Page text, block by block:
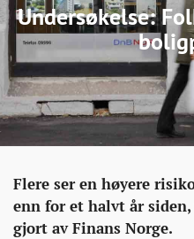
Undersøkelse:
Eiendom
http://bonansa.no/
folk-
mer-
Flere ser en høyere
enn for et halvt år
gjort av Finans Norge.